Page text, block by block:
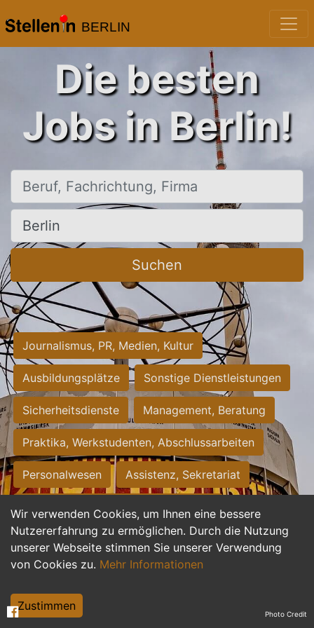
BERLIN
Wir verwenden Cookies, um Ihnen eine bessere
Nutzererfahrung zu ermöglichen. Durch die Nutzung
unserer Webseite stimmen Sie unserer Verwendung
von Cookies zu. Mehr Informationen
Zustimmen
Die besten
Jobs in Berlin!
Beruf, Fachrichtung, Firma
Ort, Stadt
Suchen
Journalismus, PR, Medien, Kultur
Ausbildungsplätze Sonstige Dienstleistungen
Sicherheitsdienste Management, Beratung
Praktika, Werkstudenten, Abschlussarbeiten
Personalwesen Assistenz, Sekretariat
Hilfskräfte, Aushilfs- und Nebenjobs
Einkauf, Logistik, Materialwirtschaft
Weiterbildung, Studium, duale Ausbildung
Tourismus
Photo Credit